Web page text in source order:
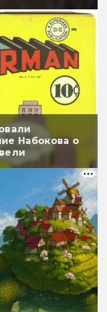
Набокова о